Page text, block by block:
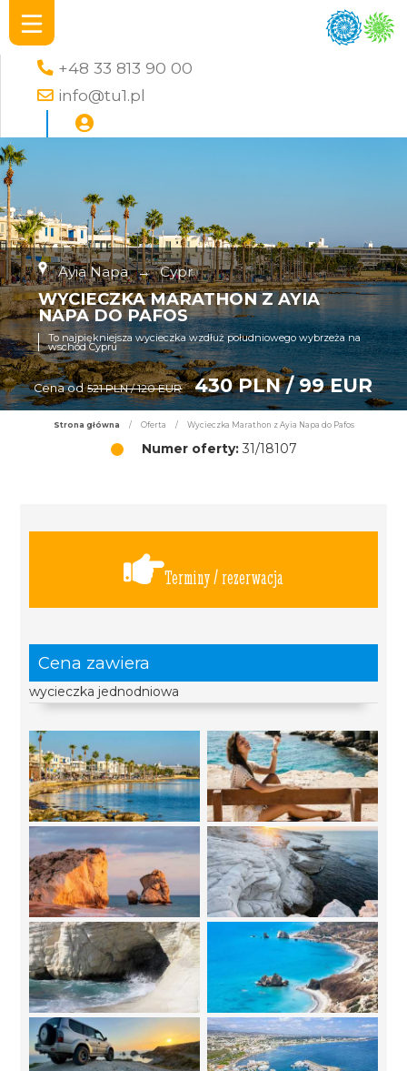
+48 33 813 90 00
info@tu1.pl
Ayia Napa → Cypr
WYCIECZKA MARATHON Z AYIA
NAPA DO PAFOS
To najpiękniejsza wycieczka wzdłuż południowego wybrzeża na
wschód Cypru
Cena od 521 PLN / 120 EUR 430 PLN / 99 EUR
Strona główna / Oferta / Wycieczka Marathon z Ayia Napa do Pafos
Numer oferty:31/18107
Terminy / rezerwacja
Cena zawiera
wycieczka jednodniowa